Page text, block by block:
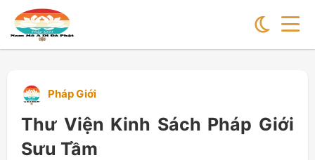
Pháp Giới
Thư Viện Kinh Sách Pháp Giới
Sưu Tầm